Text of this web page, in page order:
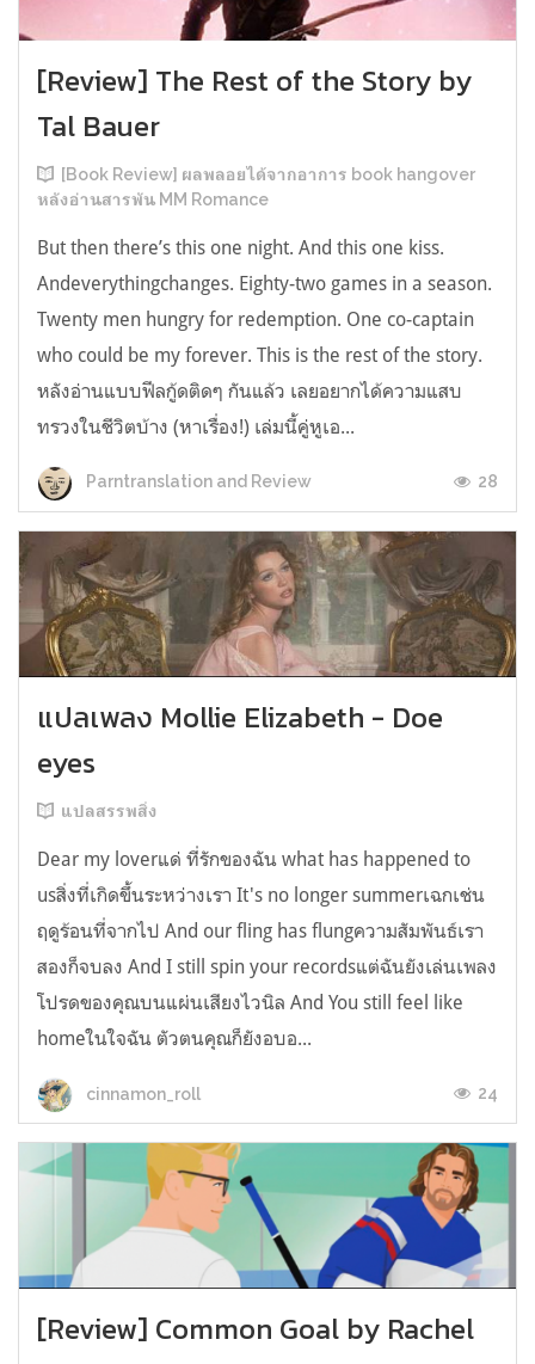
[Review] The Rest of the Story by
Tal Bauer
[Book Review] ผลพลอยได้จากอาการ book hangover
หลังอ่านสารพัน MM Romance
But then there’s this one night. And this one kiss.
Andeverythingchanges. Eighty-two games in a season.
Twenty men hungry for redemption. One co-captain
who could be my forever. This is the rest of the story.
หลังอ่านแบบฟีลกู้ดติดๆ กันแล้ว เลยอยากได้ความแสบ
ทรวงในชีวิตบ้าง (หาเรื่อง!) เล่มนี้คู่หูเอ...
Parntranslation and Review 28
แปลเพลง Mollie Elizabeth - Doe
eyes
แปลสรรพสิ่ง
Dear my loverแด่ ที่รักของฉัน what has happened to
usสิ่งที่เกิดขึ้นระหว่างเรา It's no longer summerเฉกเช่น
ฤดูร้อนที่จากไป And our fling has flungความสัมพันธ์เรา
สองก็จบลง And I still spin your recordsแต่ฉันยังเล่นเพลง
โปรดของคุณบนแผ่นเสียงไวนิล And You still feel like
homeในใจฉัน ตัวตนคุณก็ยังอบอ...
cinnamon_roll 24
[Review] Common Goal by Rachel